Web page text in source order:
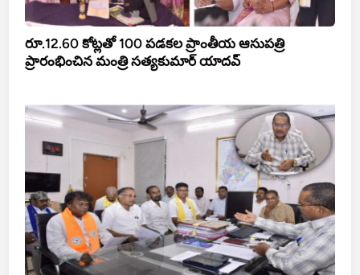
రూ.12.60 కోట్లతో 100 పడకల ప్రాంతీయ ఆసుపత్రి
ప్రారంభించిన మంత్రి సత్యకుమార్ యాదవ్